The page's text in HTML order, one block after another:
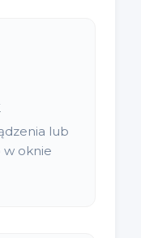
lub
w oknie